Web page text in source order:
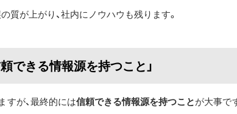
質が上がり、社内にノウハウも残ります。
できる情報源を持つこと」
すが、最終的には信頼できる情報源を持つことが大事で